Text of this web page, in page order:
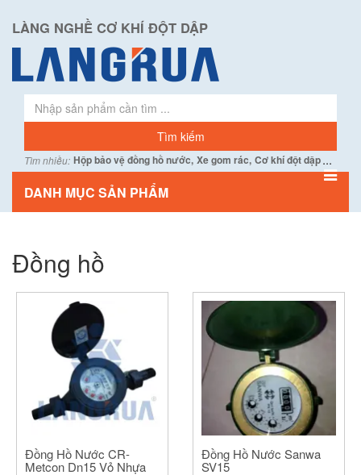
LÀNG NGHỀ CƠ KHÍ ĐỘT DẬP
Tìm nhiều: Hộp bảo vệ đồng hồ nước, Xe gom rác, Cơ khí đột dập...
DANH MỤC SẢN PHẨM
Đồng hồ
Đồng Hồ Nước CR-
Metcon Dn15 Vỏ Nhựa
Đồng Hồ Nước Sanwa
SV15